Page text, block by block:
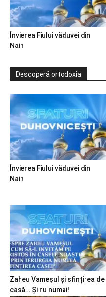
Învierea Fiului văduvei din
Nain
Descoperă ortodoxia
Învierea Fiului văduvei din
Nain
Zaheu Vameșul și sfințirea de
casă… Și nu numai!